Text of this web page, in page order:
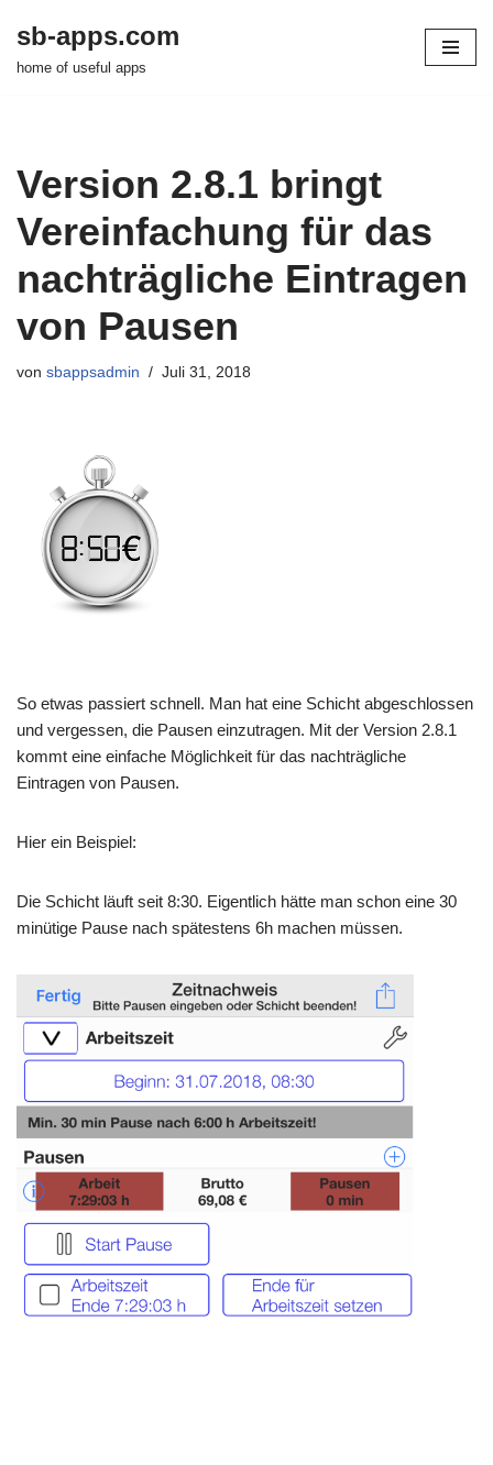
Zum
sb-apps.com
home of useful apps
Version 2.8.1 bringt
Vereinfachung für das
nachträgliche Eintragen
von Pausen
von sbappsadmin Juli 31, 2018
So etwas passiert schnell. Man hat eine Schicht abgeschlossen
und vergessen, die Pausen einzutragen. Mit der Version 2.8.1
kommt eine einfache Möglichkeit für das nachträgliche
Eintragen von Pausen.
Hier ein Beispiel:
Die Schicht läuft seit 8:30. Eigentlich hätte man schon eine 30
minütige Pause nach spätestens 6h machen müssen.